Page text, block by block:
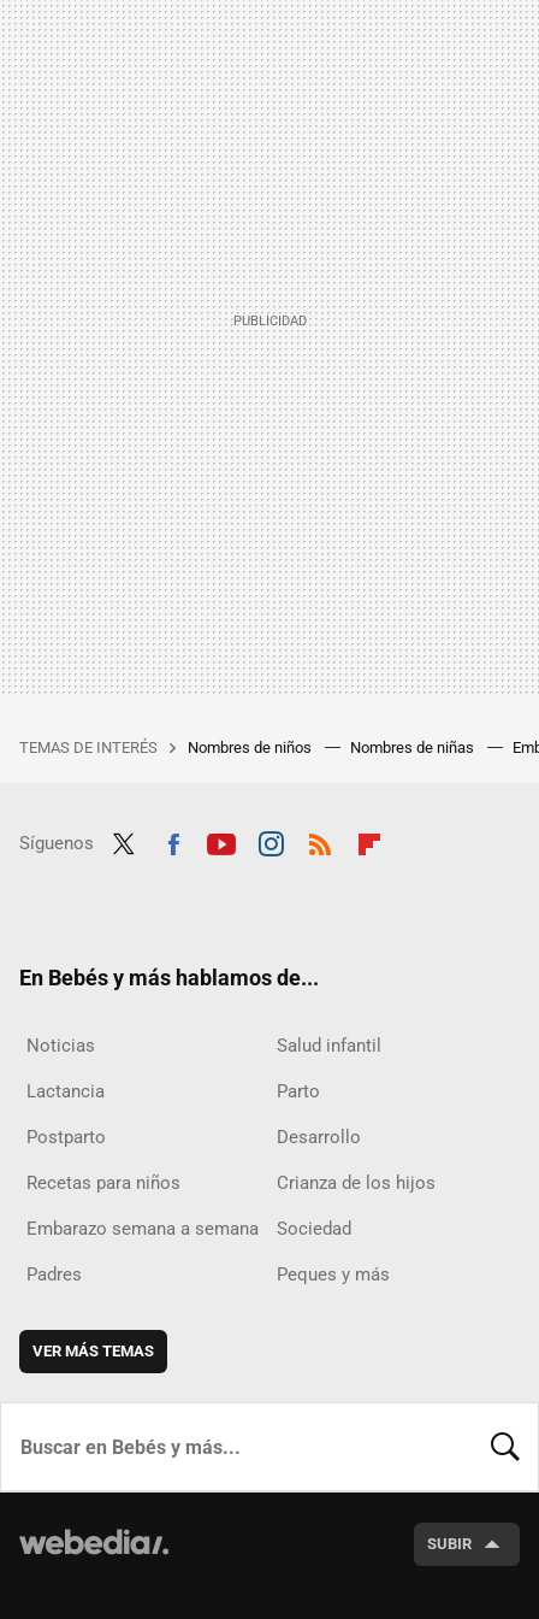
TEMAS DE INTERÉS Nombres de niños Nombres de niñas
Síguenos
En Bebés y más hablamos de...
Noticias Salud infantil
Lactancia Parto
Postparto Desarrollo
Recetas para niños Crianza de los hijos
Embarazo semana a semana Sociedad
Padres Peques y más
VER MÁS TEMAS
SUBIR